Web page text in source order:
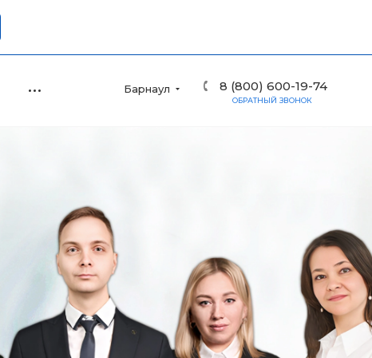
Барнаул 8 (800) 600-19-74
ОБРАТНЫЙ ЗВОНОК